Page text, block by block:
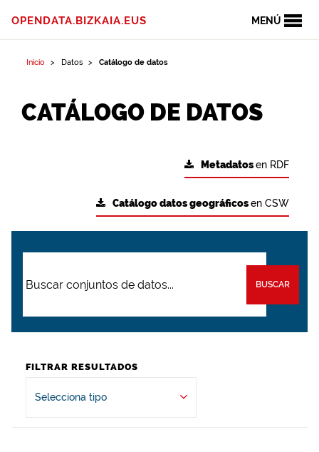
MENÚ
OPENDATA.BIZKAIA.EUS
Inicio Datos Catálogo de datos
CATÁLOGO DE DATOS
Metadatosen RDF
Catálogo datos geográficosen CSW
BUSCAR
FILTRAR RESULTADOS
Selecciona tipo